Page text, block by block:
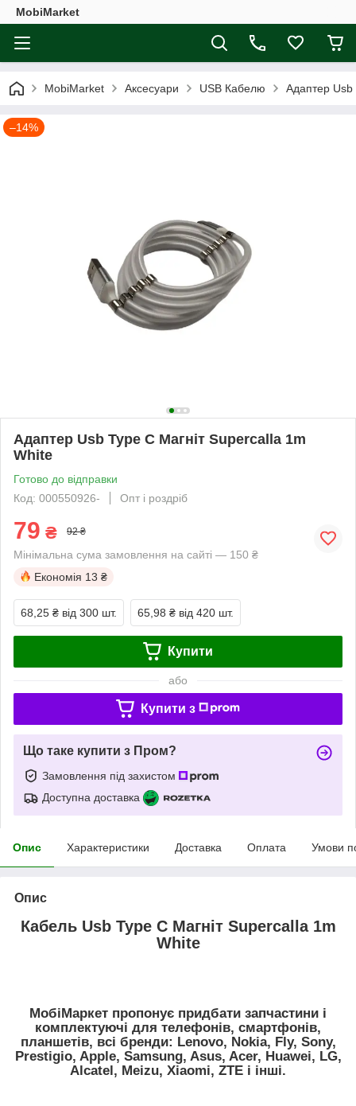
MobiMarket
MobiMarket Аксесуари USB Кабелю Адаптер Usb
–14%
Адаптер Usb Type C Магніт Supercalla 1m
White
Готово до відправки
Код: 000550926-
Опт і роздріб
79 ₴ 92 ₴
Мінімальна сума замовлення на сайті — 150 ₴
Економія 13 ₴
68,25 ₴ від 300 шт. 65,98 ₴ від 420 шт.
Купити
або
Купити з
Що таке купити з Пром?
Замовлення під захистом
Доступна доставка
Опис Характеристики Доставка Оплата Умови
Опис
Кабель Usb Type C Магніт Supercalla 1m
White
МобіМаркет пропонує придбати запчастини і
комплектуючі для телефонів, смартфонів,
планшетів, всі бренди: Lenovo, Nokia, Fly, Sony,
Prestigio, Apple, Samsung, Asus, Acer, Huawei, LG,
Alcatel, Meizu, Xiaomi, ZTE і інші.